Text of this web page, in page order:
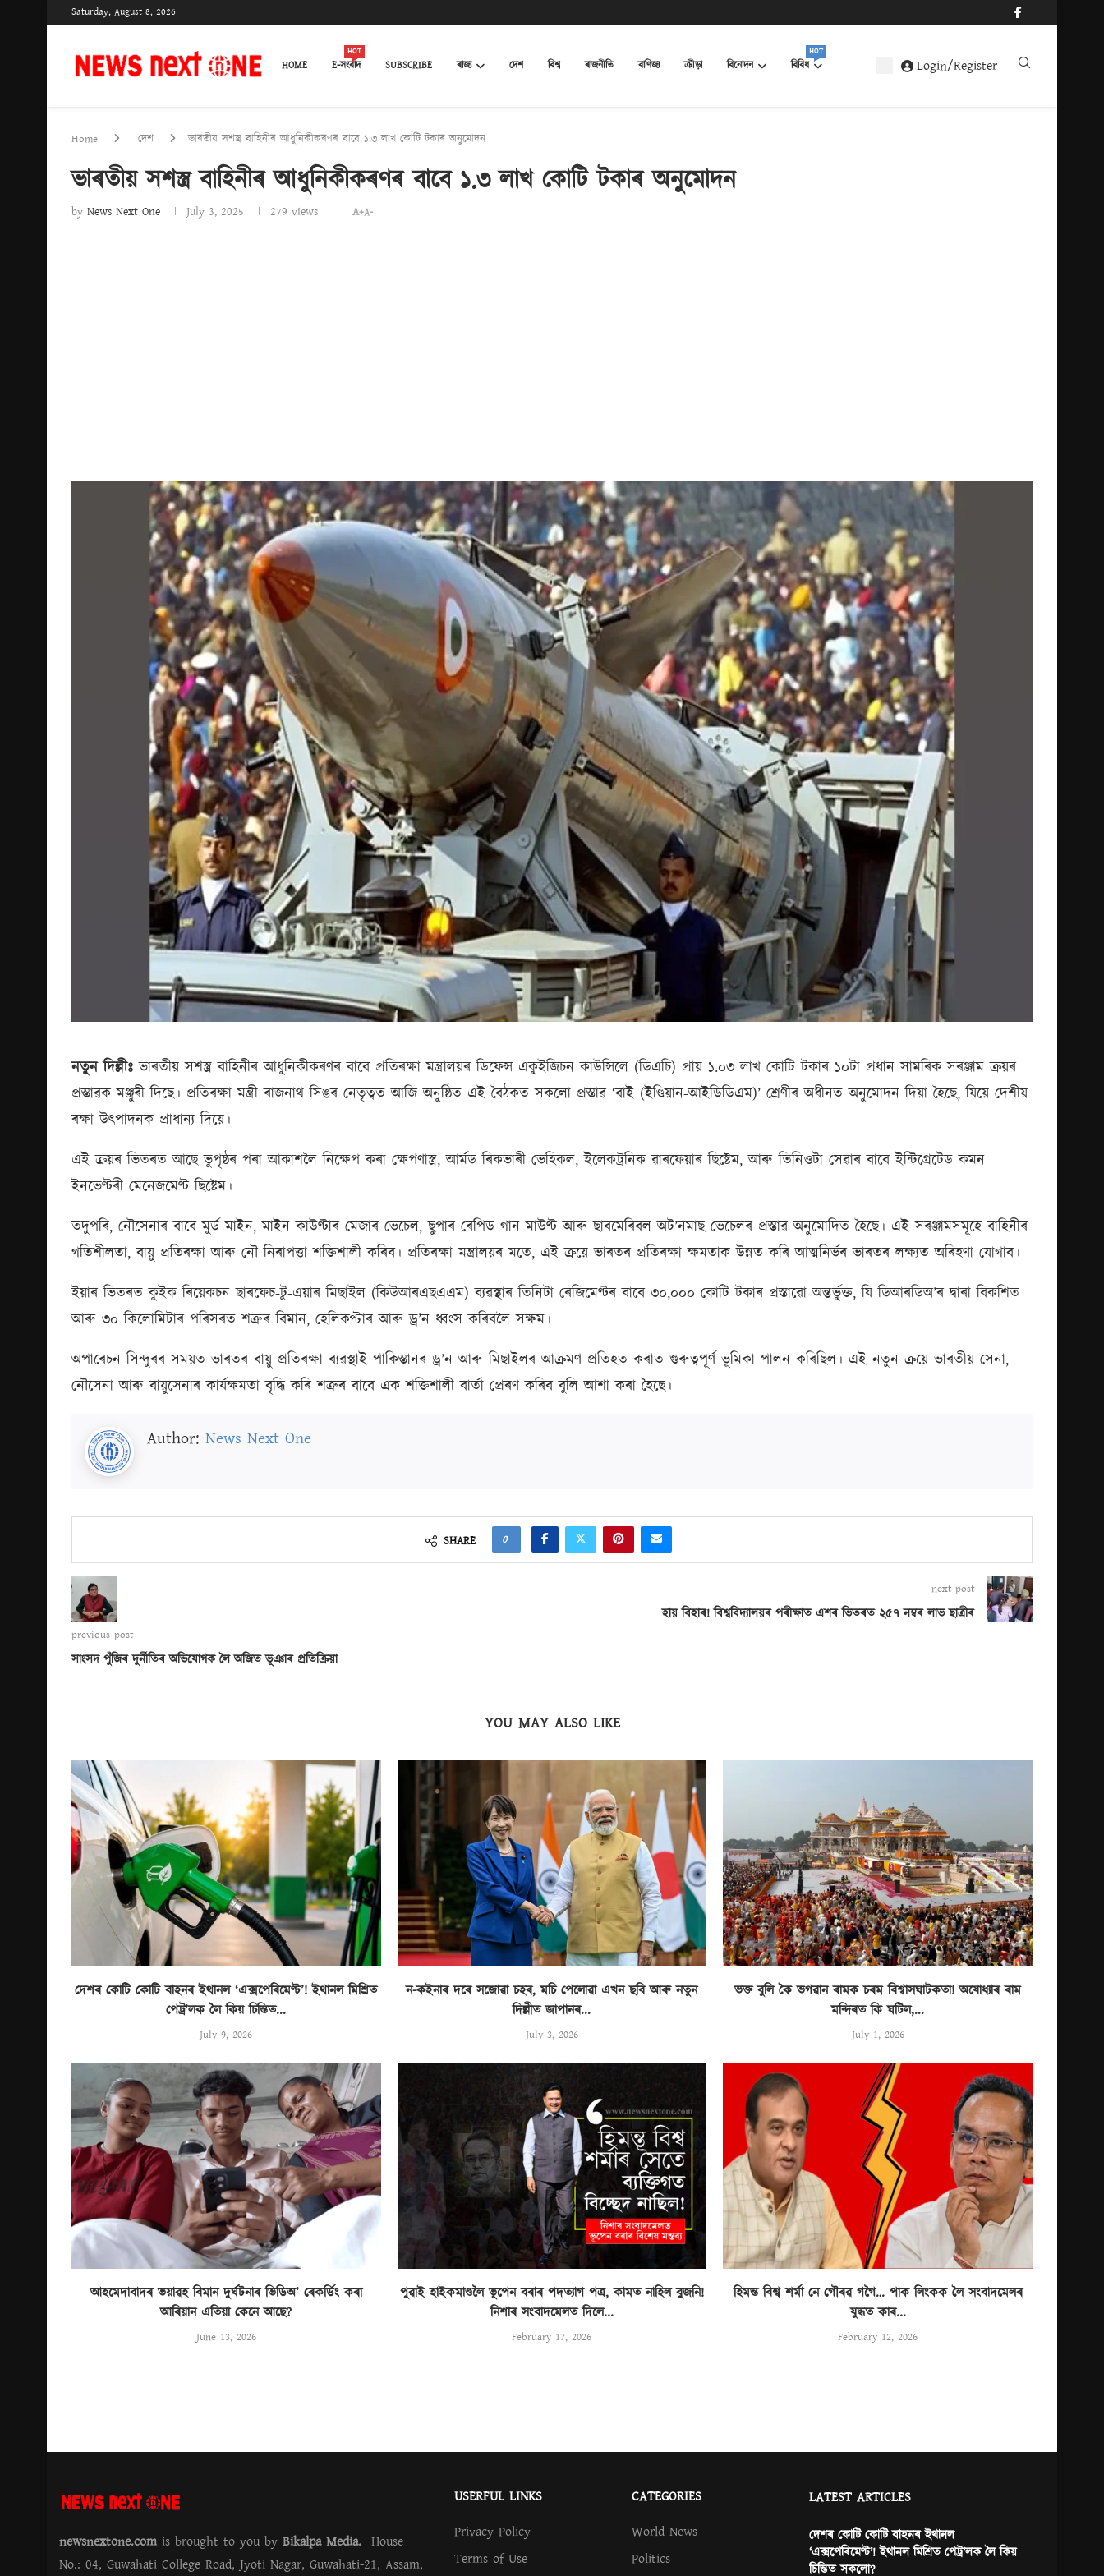
Saturday, August 8, 2026
HOME E-সংবাদ
HOT
SUBSCRIBE ৰাজ্য দেশ বিশ্ব ৰাজনীতি বাণিজ্য ক্ৰীড়া বিনোদন বিবিধ
HOT
Login/Register
Home দেশ ভাৰতীয় সশস্ত্ৰ বাহিনীৰ আধুনিকীকৰণৰ বাবে ১.৩ লাখ কোটি টকাৰ অনুমোদন
ভাৰতীয় সশস্ত্ৰ বাহিনীৰ আধুনিকীকৰণৰ বাবে ১.৩ লাখ কোটি টকাৰ অনুমোদন
by News Next One July 3, 2025 279 views A+A-
নতুন দিল্লীঃভাৰতীয় সশস্ত্ৰ বাহিনীৰ আধুনিকীকৰণৰ বাবে প্ৰতিৰক্ষা মন্ত্ৰালয়ৰ ডিফেন্স একুইজিচন কাউন্সিলে (ডিএচি) প্ৰায় ১.০৩ লাখ কোটি টকাৰ ১০টা প্ৰধান সামৰিক সৰঞ্জাম ক্ৰয়ৰ
প্ৰস্তাৱক মঞ্জুৰী দিছে। প্ৰতিৰক্ষা মন্ত্ৰী ৰাজনাথ সিঙৰ নেতৃত্বত আজি অনুষ্ঠিত এই বৈঠকত সকলো প্ৰস্তাৱ ‘বাই (ইণ্ডিয়ান-আইডিডিএম)’ শ্ৰেণীৰ অধীনত অনুমোদন দিয়া হৈছে, যিয়ে দেশীয়
ৰক্ষা উৎপাদনক প্ৰাধান্য দিয়ে।
এই ক্ৰয়ৰ ভিতৰত আছে ভুপৃষ্ঠৰ পৰা আকাশলৈ নিক্ষেপ কৰা ক্ষেপণাস্ত্ৰ, আৰ্মড ৰিকভাৰী ভেহিকল, ইলেকট্ৰনিক ৱাৰফেয়াৰ ছিষ্টেম, আৰু তিনিওটা সেৱাৰ বাবে ইন্টিগ্ৰেটেড কমন
ইনভেণ্টৰী মেনেজমেণ্ট ছিষ্টেম।
তদুপৰি, নৌসেনাৰ বাবে মুৰ্ড মাইন, মাইন কাউণ্টাৰ মেজাৰ ভেচেল, ছুপাৰ ৰেপিড গান মাউণ্ট আৰু ছাবমেৰিবল অট’নমাছ ভেচেলৰ প্ৰস্তাৱ অনুমোদিত হৈছে। এই সৰঞ্জামসমূহে বাহিনীৰ
গতিশীলতা, বায়ু প্ৰতিৰক্ষা আৰু নৌ নিৰাপত্তা শক্তিশালী কৰিব। প্ৰতিৰক্ষা মন্ত্ৰালয়ৰ মতে, এই ক্ৰয়ে ভাৰতৰ প্ৰতিৰক্ষা ক্ষমতাক উন্নত কৰি আত্মনিৰ্ভৰ ভাৰতৰ লক্ষ্যত অৰিহণা যোগাব।
ইয়াৰ ভিতৰত কুইক ৰিয়েকচন ছাৰফেচ-টু-এয়াৰ মিছাইল (কিউআৰএছএএম) ব্যৱস্থাৰ তিনিটা ৰেজিমেণ্টৰ বাবে ৩০,০০০ কোটি টকাৰ প্ৰস্তাৱো অন্তৰ্ভুক্ত, যি ডিআৰডিঅ’ৰ দ্বাৰা বিকশিত
আৰু ৩০ কিলোমিটাৰ পৰিসৰত শত্ৰুৰ বিমান, হেলিকপ্টাৰ আৰু ড্ৰ’ন ধ্বংস কৰিবলৈ সক্ষম।
অপাৰেচন সিন্দুৰৰ সময়ত ভাৰতৰ বায়ু প্ৰতিৰক্ষা ব্যৱস্থাই পাকিস্তানৰ ড্ৰ’ন আৰু মিছাইলৰ আক্ৰমণ প্ৰতিহত কৰাত গুৰুত্বপূৰ্ণ ভূমিকা পালন কৰিছিল। এই নতুন ক্ৰয়ে ভাৰতীয় সেনা,
নৌসেনা আৰু বায়ুসেনাৰ কাৰ্যক্ষমতা বৃদ্ধি কৰি শত্ৰুৰ বাবে এক শক্তিশালী বাৰ্তা প্ৰেৰণ কৰিব বুলি আশা কৰা হৈছে।
Author: News Next One
SHARE 0
previous post
সাংসদ পুঁজিৰ দুৰ্নীতিৰ অভিযোগক লৈ অজিত ভূঞাৰ প্ৰতিক্ৰিয়া
next post
হায় বিহাৰ! বিশ্ববিদ্যালয়ৰ পৰীক্ষাত এশৰ ভিতৰত ২৫৭ নম্বৰ লাভ ছাত্ৰীৰ
YOU MAY ALSO LIKE
দেশৰ কোটি কোটি বাহনৰ ইথানল ‘এক্সপেৰিমেণ্ট’! ইথানল মিশ্ৰিত
পেট্ৰ’লক লৈ কিয় চিন্তিত...
July 9, 2026
ন-কইনাৰ দৰে সজোৱা চহৰ, মচি পেলোৱা এখন ছবি আৰু নতুন
দিল্লীত জাপানৰ...
July 3, 2026
ভক্ত বুলি কৈ ভগৱান ৰামক চৰম বিশ্বাসঘাটকতা! অযোধ্যাৰ ৰাম
মন্দিৰত কি ঘটিল,...
July 1, 2026
আহমেদাবাদৰ ভয়াৱহ বিমান দুৰ্ঘটনাৰ ভিডিঅ’ ৰেকৰ্ডিং কৰা
আৰিয়ান এতিয়া কেনে আছে?
June 13, 2026
পুৱাই হাইকমাণ্ডলৈ ভূপেন বৰাৰ পদত্যাগ পত্ৰ, কামত নাহিল বুজনি!
নিশাৰ সংবাদমেলত দিলে...
February 17, 2026
হিমন্ত বিশ্ব শৰ্মা নে গৌৰৱ গগৈ… পাক লিংকক লৈ সংবাদমেলৰ
যুদ্ধত কাৰ...
February 12, 2026
newsnextone.com is brought to you by Bikalpa Media. House
No.: 04, Guwahati College Road, Jyoti Nagar, Guwahati-21, Assam,
USERFUL LINKS
Privacy Policy
Terms of Use
CATEGORIES
World News
Politics
LATEST ARTICLES
দেশৰ কোটি কোটি বাহনৰ ইথানল
‘এক্সপেৰিমেণ্ট’! ইথানল মিশ্ৰিত পেট্ৰ’লক লৈ কিয়
চিন্তিত সকলো?